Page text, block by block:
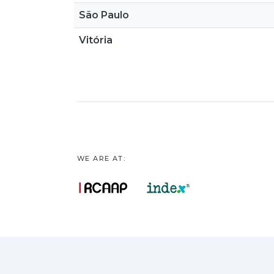
São Paulo
Vitória
WE ARE AT: